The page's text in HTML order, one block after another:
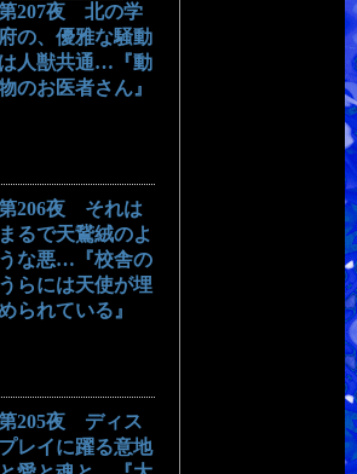
207夜 北の学
府の、優雅な騒動
は人獣共通…『動
のお医者さん』
206夜 それは
まるで天鵞絨のよ
うな悪…『校舎の
うらには天使が埋
られている』
205夜 ディス
プレイに躍る意地